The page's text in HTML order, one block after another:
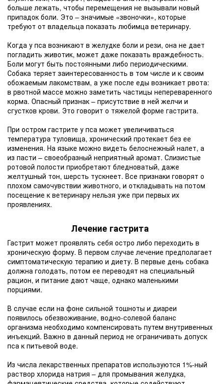
больше лежать, чтобы перемещения не вызывали новый
припадок боли. Это – значимые «звоночки», которые
требуют от владельца показать любимца ветеринару.
Когда у пса возникают в желудке боли и рези, она не дает
погладить животик, может даже показать враждебность.
Боли могут быть постоянными либо периодическими.
Собака теряет заинтересованность в том числе и к своим
обожаемым лакомствам, а уже после еды возникает рвота:
в рвотной массе можно заметить частицы непереваренного
корма. Опасный признак – присутствие в ней желчи и
сгустков крови. Это говорит о тяжелой форме гастрита.
При остром гастрите у пса может увеличиваться
температура туловища, хронический протекает без ее
изменения. На языке можно видеть белоснежный налет, а
из пасти – своеобразный неприятный аромат. Слизистые
ротовой полости приобретают бледноватый, даже
желтушный тон, шерсть тускнеет. Все признаки говорят о
плохом самочувствии животного, и откладывать на потом
посещение к ветеринару нельзя уже при первых их
проявлениях.
Лечение гастрита
Гастрит может проявлять себя остро либо переходить в
хроническую форму. В первом случае лечение предполагает
симптоматическую терапию и диету. В первые день собака
должна голодать, потом ее переводят на специальный
рацион, и питание дают чаще, однако маленькими
порциями.
В случае если на фоне сильной тошноты и диареи
появилось обезвоживание, водно-солевой баланс
организма необходимо компенсировать путем внутривенных
инъекций. Важно в данный период не ограничивать допуск
пса к питьевой воде.
Из числа лекарственных препаратов используются 1%-ный
раствор хлорида натрия – для промывания желудка,